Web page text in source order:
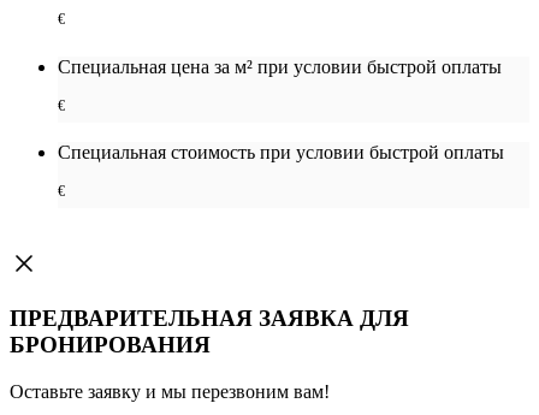
€
Специальная цена за м² при условии быстрой оплаты
€
Специальная cтоимость при условии быстрой оплаты
€
ПРЕДВАРИТЕЛЬНАЯ ЗАЯВКА ДЛЯ
БРОНИРОВАНИЯ
Оставьте заявку и мы перезвоним вам!